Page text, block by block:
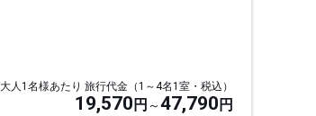
大人1名様あたり 旅行代金（1～4名1室・税込）
19,570 円 47,790 円